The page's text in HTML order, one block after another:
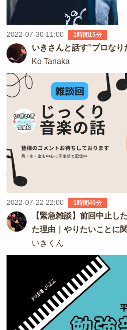
2022-07-30 11:00 1時間15分
いきさんと話す”プロなり
Ko Tanaka
2022-07-22 22:00 1時間40分
【緊急雑談】前回中止し
た理由｜やりたいことに
いきくん